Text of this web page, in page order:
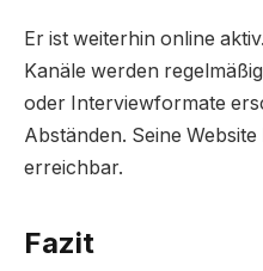
Er ist weiterhin online
Kanäle werden
oder Interviewformate
Abständen. Seine
erreichbar.
Fazit